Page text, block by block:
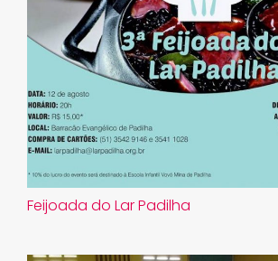
Feijoada do Lar Padilha